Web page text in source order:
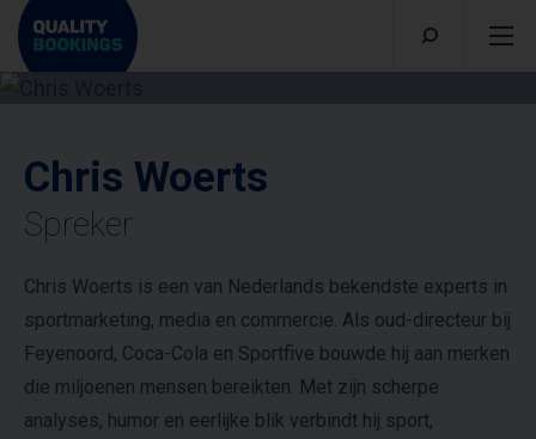
Chris Woerts
Spreker
Chris Woerts is een van Nederlands bekendste experts in
sportmarketing, media en commercie. Als oud-directeur bij
Feyenoord, Coca-Cola en Sportfive bouwde hij aan merken
die miljoenen mensen bereikten. Met zijn scherpe
analyses, humor en eerlijke blik verbindt hij sport,